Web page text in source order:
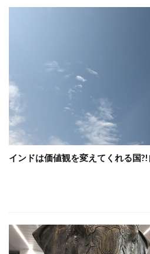
インドは価値観を変えてくれる国